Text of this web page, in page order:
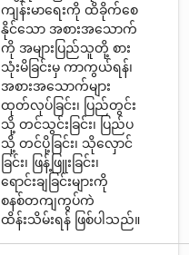
ကျန်းမာရေးကို ထိခိုက်စေ
နိုင်သော အစားအသောက်
ကို အများပြည်သူတို့ စား
သုံးမိခြင်းမှ ကာကွယ်ရန်၊
အစားအသောက်များ
ထုတ်လုပ်ခြင်း၊ ပြည်တွင်း
သို့ တင်သွင်းခြင်း၊ ပြည်ပ
သို့ တင်ပို့ခြင်း၊ သိုလှောင်
ခြင်း၊ ဖြန့်ဖြူးခြင်း၊
ရောင်းချခြင်းများကို
စနစ်တကျကွပ်ကဲ
ထိန်းသိမ်းရန် ဖြစ်ပါသည်။